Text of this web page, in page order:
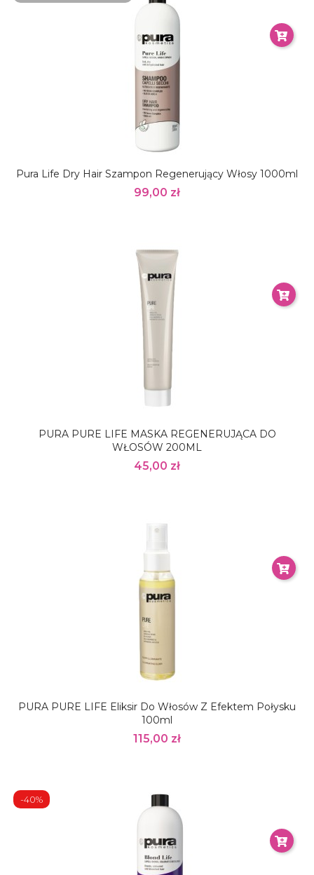
Pura Life Dry Hair Szampon Regenerujący Włosy 1000ml
99,00 zł
PURA PURE LIFE MASKA REGENERUJĄCA DO
WŁOSÓW 200ML
45,00 zł
PURA PURE LIFE Eliksir Do Włosów Z Efektem Połysku
100ml
115,00 zł
-40%